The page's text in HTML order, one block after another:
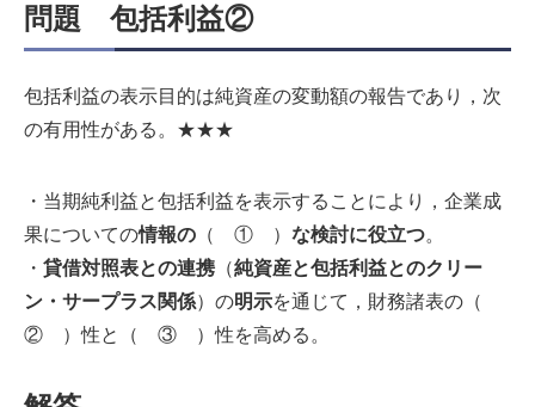
問題 包括利益②
包括利益の表示目的は純資産の変動額の報告であり，次
の有用性がある。★★★
・当期純利益と包括利益を表示することにより，企業成
果についての情報の （ ① ） な検討に役立つ。
・ 貸借対照表との連携 （純資産と包括利益とのクリー
ン・サープラス関係）の明示を通じて，財務諸表の（
② ）性と（ ③ ）性を高める。